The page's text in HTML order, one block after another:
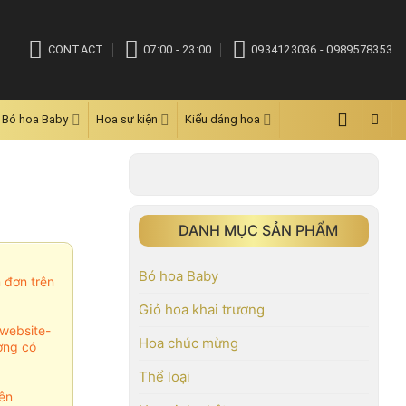
CONTACT 07:00 - 23:00 0934123036 - 0989578353
Bó hoa Baby Hoa sự kiện Kiểu dáng hoa
DANH MỤC SẢN PHẨM
Bó hoa Baby
Giỏ hoa khai trương
Hoa chúc mừng
Thể loại
đơn trên
có